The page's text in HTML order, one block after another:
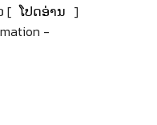
[ ໂປດອ່ານ ]
-